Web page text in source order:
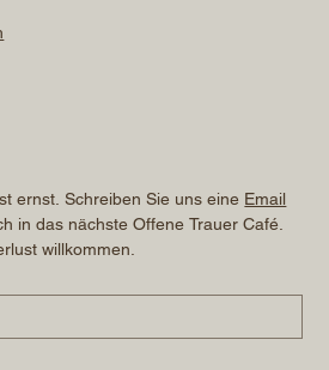
ernst. Schreiben Sie uns eine Email
in das nächste Offene Trauer Café.
willkommen.